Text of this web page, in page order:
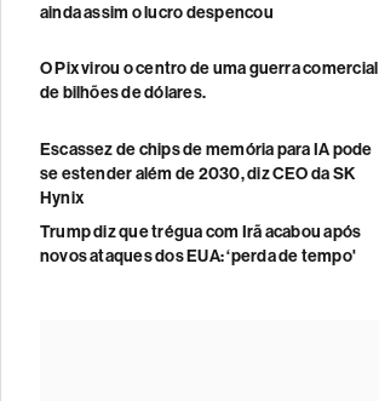
ainda assim o lucro despencou
O Pix virou o centro de uma guerra comercial
de bilhões de dólares.
Escassez de chips de memória para IA pode
se estender além de 2030, diz CEO da SK
Hynix
Trump diz que trégua com Irã acabou após
novos ataques dos EUA: ‘perda de tempo'